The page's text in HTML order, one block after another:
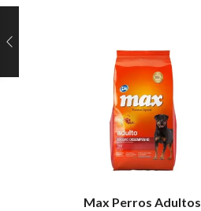
Max Perros Adultos